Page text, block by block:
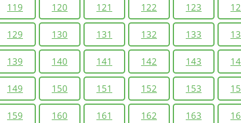
119 120 121 122 123
129 130 131 132 133
139 140 141 142 143
149 150 151 152 153
159 160 161 162 163